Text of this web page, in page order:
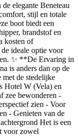
elegante Beneteau
stijl en totale
boot biedt een
brandstof en
kosten of
ideale optie voor
✨ **De Ervaring in
is anders dan op de
met de stedelijke
Hotel W (Vela) en
zee bewonderen -
zien - Voor
- Genieten van de
Het is een
voor zowel